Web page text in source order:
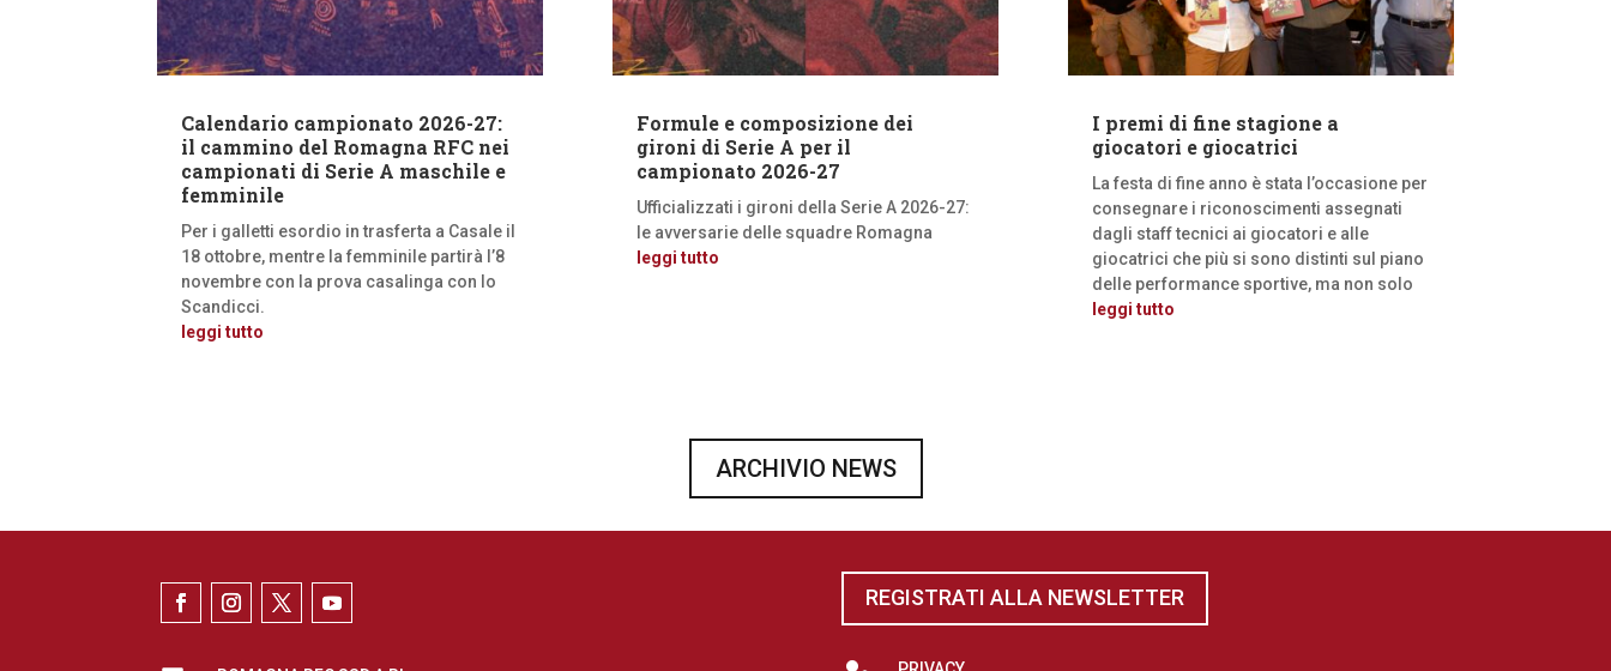
Calendario campionato 2026-27:
il cammino del Romagna RFC nei
campionati di Serie A maschile e
femminile
Per i galletti esordio in trasferta a Casale il
18 ottobre, mentre la femminile partirà l’8
novembre con la prova casalinga con lo
Scandicci.
leggi tutto
Formule e composizione dei
gironi di Serie A per il
campionato 2026-27
Ufficializzati i gironi della Serie A 2026-27:
le avversarie delle squadre Romagna
leggi tutto
I premi di fine stagione a
giocatori e giocatrici
La festa di fine anno è stata l’occasione per
consegnare i riconoscimenti assegnati
dagli staff tecnici ai giocatori e alle
giocatrici che più si sono distinti sul piano
delle performance sportive, ma non solo
leggi tutto
ARCHIVIO NEWS
REGISTRATI ALLA NEWSLETTER